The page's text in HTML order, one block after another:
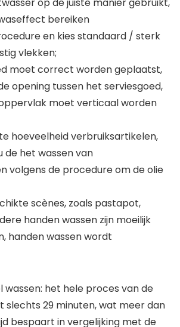
op de juiste manier gebruikt,
bereiken
en kies standaard / sterk
vlekken;
moet correct worden geplaatst,
opening tussen het serviesgoed,
moet verticaal worden
hoeveelheid verbruiksartikelen,
de het wassen van
volgens de procedure om de olie
scènes, zoals pastapot,
handen wassen zijn moeilijk
handen wassen wordt
wassen: het hele proces van de
slechts 29 minuten, wat meer dan
bespaart in vergelijking met de